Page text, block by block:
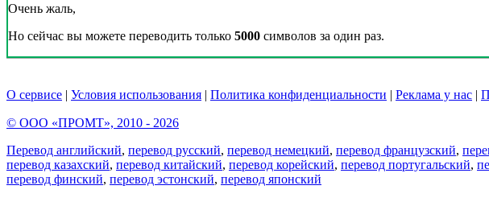
Очень жаль,
Но сейчас вы можете переводить только 5000 символов за один раз.
О сервисе | Условия использования | Политика конфиденциальности | Реклама у нас |
© ООО «ПРОМТ», 2010 - 2026
Перевод английский, перевод русский, перевод немецкий, перевод французский,
перевод казахский, перевод китайский, перевод корейский, перевод португальский,
перевод финский, перевод эстонский, перевод японский